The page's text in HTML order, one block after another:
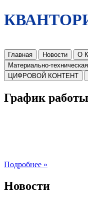
Главная Новости О
Материально-
ЦИФРОВОЙ КОНТЕНТ
График
Подробнее »
Новости